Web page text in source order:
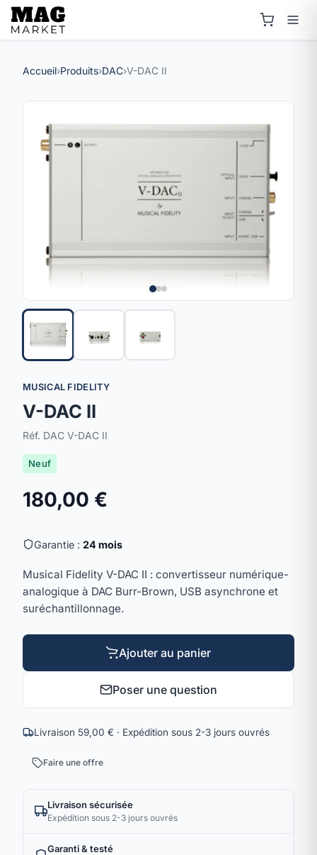
Accueil›Produits›DAC›V-DAC II
MUSICAL FIDELITY
V-DAC II
Réf. DAC V-DAC II
Neuf
180,00 €
Garantie : 24 mois
Musical Fidelity V-DAC II : convertisseur numérique-
analogique à DAC Burr-Brown, USB asynchrone et
suréchantillonnage.
Ajouter au panier
Poser une question
Livraison 59,00 € · Expédition sous 2-3 jours ouvrés
Faire une offre
Livraison sécurisée
Expédition sous 2-3 jours ouvrés
Garanti & testé